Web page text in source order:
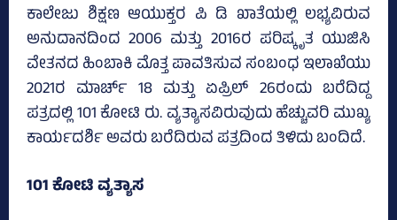
ಕಾಲೇಜು ಶಿಕ್ಷಣ ಆಯುಕ್ತರ ಪಿ ಡಿ ಖಾತೆಯಲ್ಲಿ ಲಭ್ಯವಿರುವ
ಅನುದಾನದಿಂದ 2006 ಮತ್ತು 2016ರ ಪರಿಷ್ಕೃತ ಯುಜಿಸಿ
ವೇತನದ ಹಿಂಬಾಕಿ ಮೊತ್ತ ಪಾವತಿಸುವ ಸಂಬಂಧ ಇಲಾಖೆಯು
2021ರ ಮಾರ್ಚ್‌ 18 ಮತ್ತು ಏಪ್ರಿಲ್‌ 26ರಂದು ಬರೆದಿದ್ದ
ಪತ್ರದಲ್ಲಿ 101 ಕೋಟಿ ರು. ವ್ಯತ್ಯಾಸವಿರುವುದು ಹೆಚ್ಚುವರಿ ಮುಖ್ಯ
ಕಾರ್ಯದರ್ಶಿ ಅವರು ಬರೆದಿರುವ ಪತ್ರದಿಂದ ತಿಳಿದು ಬಂದಿದೆ.
101 ಕೋಟಿ ವ್ಯತ್ಯಾಸ